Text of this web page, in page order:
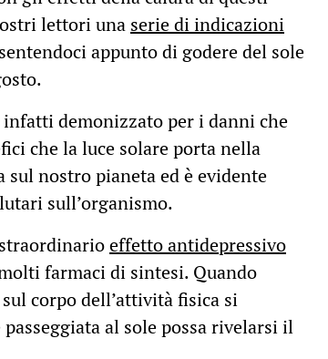
lettori una serie di indicazioni
appunto di godere del sole
demonizzato per i danni che
che la luce solare porta nella
sul nostro pianeta ed è evidente
sull’organismo.
effetto antidepressivo
farmaci di sintesi. Quando
corpo dell’attività fisica si
al sole possa rivelarsi il